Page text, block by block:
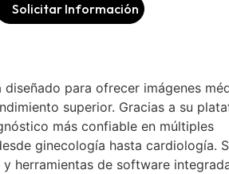
Solicitar Información
diseñado para ofrecer imágenes
superior. Gracias a su
más confiable en múltiples
ginecología hasta cardiología.
herramientas de software